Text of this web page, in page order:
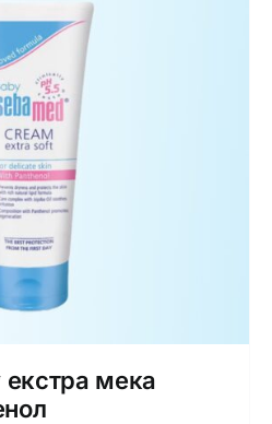
екстра мека